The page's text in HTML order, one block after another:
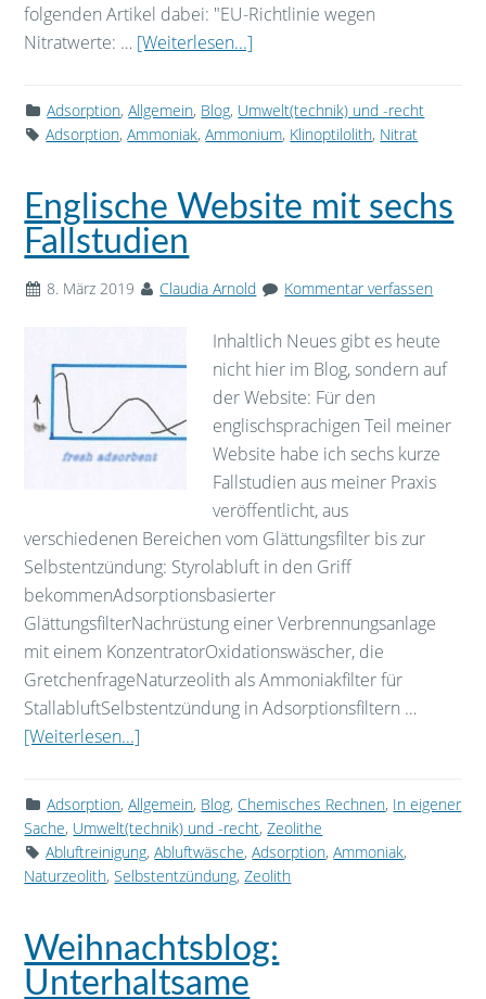
folgenden Artikel dabei: "EU-Richtlinie wegen
Nitratwerte: … [Weiterlesen...]
Adsorption,Allgemein, Blog, Umwelt(technik) und -recht
Adsorption,Ammoniak,Ammonium, Klinoptilolith, Nitrat
Englische Website mit sechs
Fallstudien
8. März 2019 Claudia Arnold Kommentar verfassen
Inhaltlich Neues gibt es heute
nicht hier im Blog, sondern auf
der Website: Für den
englischsprachigen Teil meiner
Website habe ich sechs kurze
Fallstudien aus meiner Praxis
veröffentlicht, aus
verschiedenen Bereichen vom Glättungsfilter bis zur
Selbstentzündung: Styrolabluft in den Griff
bekommenAdsorptionsbasierter
GlättungsfilterNachrüstung einer Verbrennungsanlage
mit einem KonzentratorOxidationswäscher, die
GretchenfrageNaturzeolith als Ammoniakfilter für
StallabluftSelbstentzündung in Adsorptionsfiltern …
[Weiterlesen...]
Adsorption,Allgemein, Blog, Chemisches Rechnen, In eigener
Sache, Umwelt(technik) und -recht,Zeolithe
Abluftreinigung,Abluftwäsche,Adsorption,Ammoniak,
Naturzeolith,Selbstentzündung,Zeolith
Weihnachtsblog:
Unterhaltsame